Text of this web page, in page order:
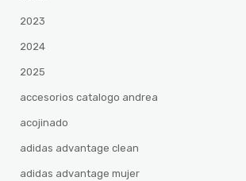
2023
2024
2025
accesorios catalogo andrea
acojinado
adidas advantage clean
adidas advantage mujer